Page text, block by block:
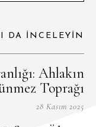
DA INCELEYIN
Ahlakın
Toprağı
28 Kasım 2025